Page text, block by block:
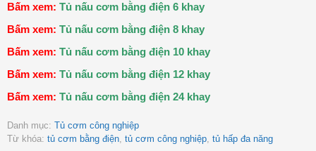
Bấm xem: Tủ nấu cơm bằng điện 6 khay
Bấm xem: Tủ nấu cơm bằng điện 8 khay
Bấm xem: Tủ nấu cơm bằng điện 10 khay
Bấm xem: Tủ nấu cơm bằng điện 12 khay
Bấm xem: Tủ nấu cơm bằng điện 24 khay
Danh mục: Tủ cơm công nghiệp
Từ khóa: tủ cơm bằng điện, tủ cơm công nghiệp, tủ hấp đa năng